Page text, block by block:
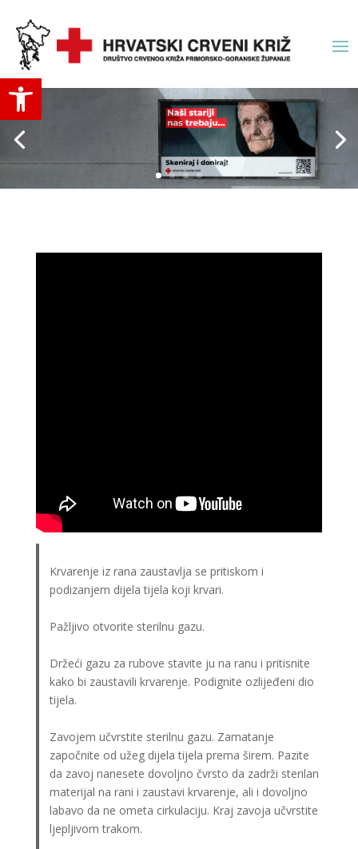
Open toolbar
Krvarenje iz rana zaustavlja se pritiskom i
podizanjem dijela tijela koji krvari.
Pažljivo otvorite sterilnu gazu.
Držeći gazu za rubove stavite ju na ranu i pritisnite
kako bi zaustavili krvarenje. Podignite ozlijeđeni dio
tijela.
Zavojem učvrstite sterilnu gazu. Zamatanje
započnite od užeg dijela tijela prema širem. Pazite
da zavoj nanesete dovoljno čvrsto da zadrži sterilan
materijal na rani i zaustavi krvarenje, ali i dovoljno
labavo da ne ometa cirkulaciju. Kraj zavoja učvrstite
ljepljivom trakom.